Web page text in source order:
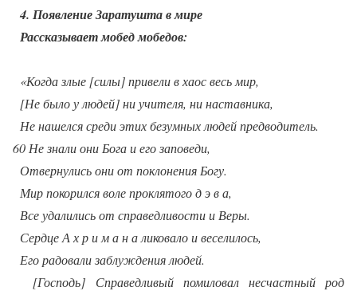
4. Появление Заратушта в мире
Рассказывает мобед мобедов:
«Когда злые [силы] привели в хаос весь мир,
[Не было у людей] ни учителя, ни наставника,
Не нашелся среди этих безумных людей предводитель.
60 Не знали они Бога и его заповеди,
Отвернулись они от поклонения Богу.
Мир покорился воле проклятого д э в а,
Все удалились от справедливости и Веры.
Сердце А х р и м а н а ликовало и веселилось,
Его радовали заблуждения людей.
[Господь] Справедливый помиловал несчастный род